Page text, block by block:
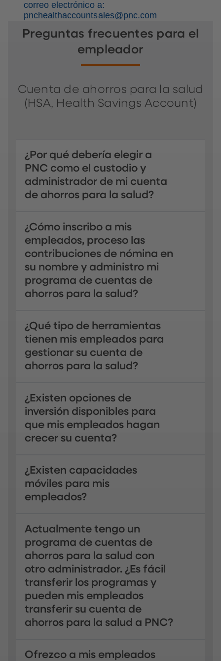
correo electrónico a:
pnchealthaccountsales@pnc.com
Preguntas frecuentes para el
empleador
Cuenta de ahorros para la salud
(HSA, Health Savings Account)
¿Por qué debería elegir a
PNC como el custodio y
administrador de mi cuenta
de ahorros para la salud?
¿Cómo inscribo a mis
empleados, proceso las
contribuciones de nómina en
su nombre y administro mi
programa de cuentas de
ahorros para la salud?
¿Qué tipo de herramientas
tienen mis empleados para
gestionar su cuenta de
ahorros para la salud?
¿Existen opciones de
inversión disponibles para
que mis empleados hagan
crecer su cuenta?
¿Existen capacidades
móviles para mis
empleados?
Actualmente tengo un
programa de cuentas de
ahorros para la salud con
otro administrador. ¿Es fácil
transferir los programas y
pueden mis empleados
transferir su cuenta de
ahorros para la salud a PNC?
Ofrezco a mis empleados